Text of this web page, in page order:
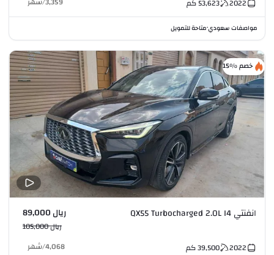
2022
53,623كم
مواصفات سعودي•متاحة للتمويل
خصم %15
انفنتي QX55 Turbocharged 2.0L I4 ريال 89,000
ريال 105,000
2022
39,500كم 4,068
/شهر